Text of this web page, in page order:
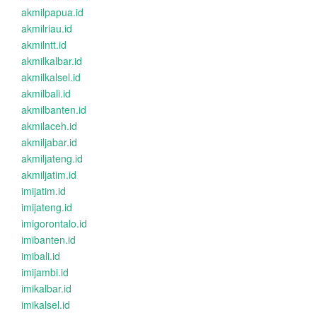
akmilpapua.id
akmilriau.id
akmilntt.id
akmilkalbar.id
akmilkalsel.id
akmilbali.id
akmilbanten.id
akmilaceh.id
akmiljabar.id
akmiljateng.id
akmiljatim.id
imijatim.id
imijateng.id
imigorontalo.id
imibanten.id
imibali.id
imijambi.id
imikalbar.id
imikalsel.id